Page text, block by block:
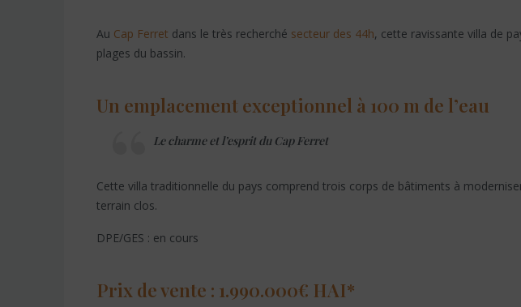
Au Cap Ferret dans le très recherché secteur des 44h, cette ravissante villa de
plages du bassin.
Un emplacement exceptionnel à 100 m de l’eau
Le charme et l’esprit du Cap Ferret
Cette villa traditionnelle du pays comprend trois corps de bâtiments à
terrain clos.
DPE/GES : en cours
Prix de vente : 1.990.000€ HAI*